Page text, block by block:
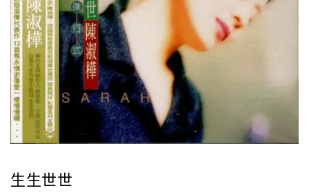
生生世世